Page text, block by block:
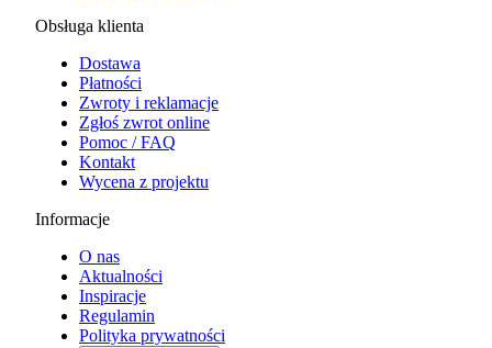
Obsługa klienta
Dostawa
Płatności
Zwroty i reklamacje
Zgłoś zwrot online
Pomoc / FAQ
Kontakt
Wycena z projektu
Informacje
O nas
Aktualności
Inspiracje
Regulamin
Polityka prywatności